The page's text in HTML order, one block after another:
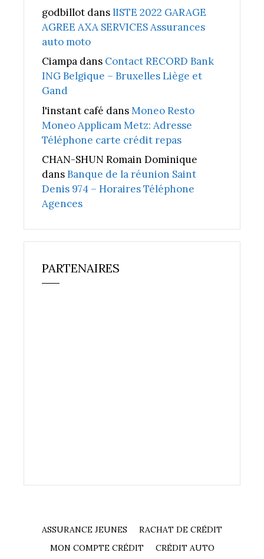
godbillot danslISTE 2022 GARAGE
AGREE AXA SERVICES Assurances
auto moto
Ciampa dans Contact RECORD Bank
ING Belgique – Bruxelles Liège et
Gand
l'instant café dansMoneo Resto
Moneo Applicam Metz: Adresse
Téléphone carte crédit repas
CHAN-SHUN Romain Dominique
dansBanque de la réunion Saint
Denis 974 – Horaires Téléphone
Agences
PARTENAIRES
ASSURANCE JEUNES
RACHAT DE CRÉDIT
MON COMPTE CRÉDIT
CRÉDIT AUTO